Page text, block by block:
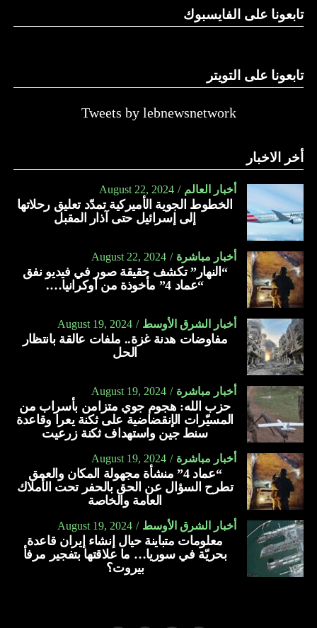
تابعونا على الفايسبوك
تابعونا على التويتر
Tweets by lebnewsnetwork
أخر الاخبار
أخبار العالم August 22, 2024
الخطوط الجوية الأميركية تمدّد تعليق رحلاتها
إلى إسرائيل حتى آذار المقبل
أخبار مباشرة August 22, 2024
“النهار” تكشف حقيقة صور في فيديو نفق
“عماد 4” مأخوذة من أوكرانيا….
أخبار الشرق الأوسط August 19, 2024
مفاوضات هدنة غزة.. ملفات عالقة بانتظار
الحل
أخبار مباشرة August 19, 2024
حزب الله: هجوم جوي متزامن بأسراب من
المسيّرات الإنقضاضية على ثكنة يعرا وقاعدة
سنط جين واستهداف ثكنة زرعيت
أخبار مباشرة August 19, 2024
“عماد 4” منشأة مجهولة المكان والعمق
تطرح السؤال عن الحق بالحفر تحت الأملاك
العامة والخاصة
أخبار الشرق الأوسط August 19, 2024
معلومات متباينة حيال إنشاء إيران قاعدة
بحريّة في سوريا… ما علاقتها بتفجير مرفأ
بيروت؟